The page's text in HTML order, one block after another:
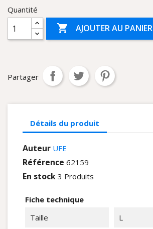
Quantité
 AJOUTER AU PANIER
Partager
Détails du produit
Auteur UFE
Référence 62159
En stock 3 Produits
Fiche technique
Taille
L